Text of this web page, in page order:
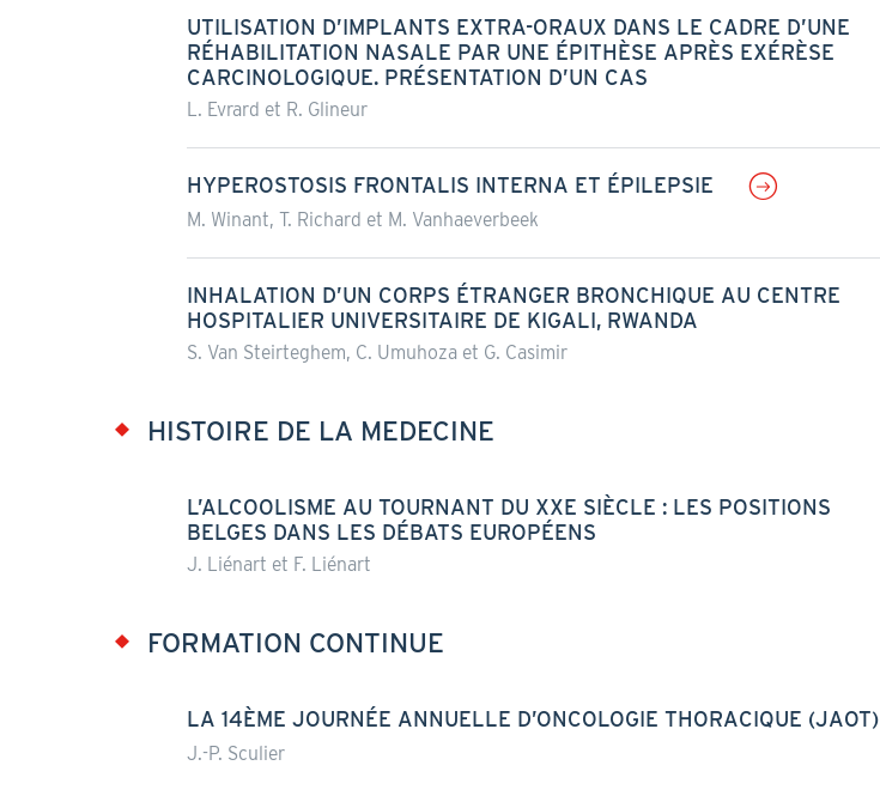
UTILISATION D’IMPLANTS EXTRA-ORAUX DANS LE CADRE D’UNE
RÉHABILITATION NASALE PAR UNE ÉPITHÈSE APRÈS EXÉRÈSE
CARCINOLOGIQUE. PRÉSENTATION D’UN CAS
L. Evrard et R. Glineur
HYPEROSTOSIS FRONTALIS INTERNA ET ÉPILEPSIE
M. Winant, T. Richard et M. Vanhaeverbeek
INHALATION D’UN CORPS ÉTRANGER BRONCHIQUE AU CENTRE
HOSPITALIER UNIVERSITAIRE DE KIGALI, RWANDA
S. Van Steirteghem, C. Umuhoza et G. Casimir
HISTOIRE DE LA MEDECINE
L’ALCOOLISME AU TOURNANT DU XXE SIÈCLE : LES POSITIONS
BELGES DANS LES DÉBATS EUROPÉENS
J. Liénart et F. Liénart
FORMATION CONTINUE
LA 14ÈME JOURNÉE ANNUELLE D’ONCOLOGIE THORACIQUE (JAOT)
J.-P. Sculier